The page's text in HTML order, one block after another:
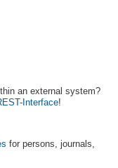
an external system?
Interface!
for persons, journals,